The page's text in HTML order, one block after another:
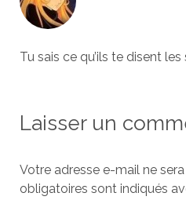
Tu sais ce qu’ils te disent
Laisser un
Votre adresse e-mail ne
obligatoires sont indiqués